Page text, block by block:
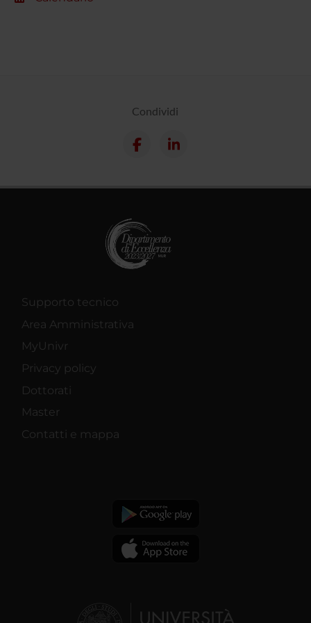
Condividi
Supporto tecnico
Area Amministrativa
MyUnivr
Privacy policy
Dottorati
Master
Contatti e mappa